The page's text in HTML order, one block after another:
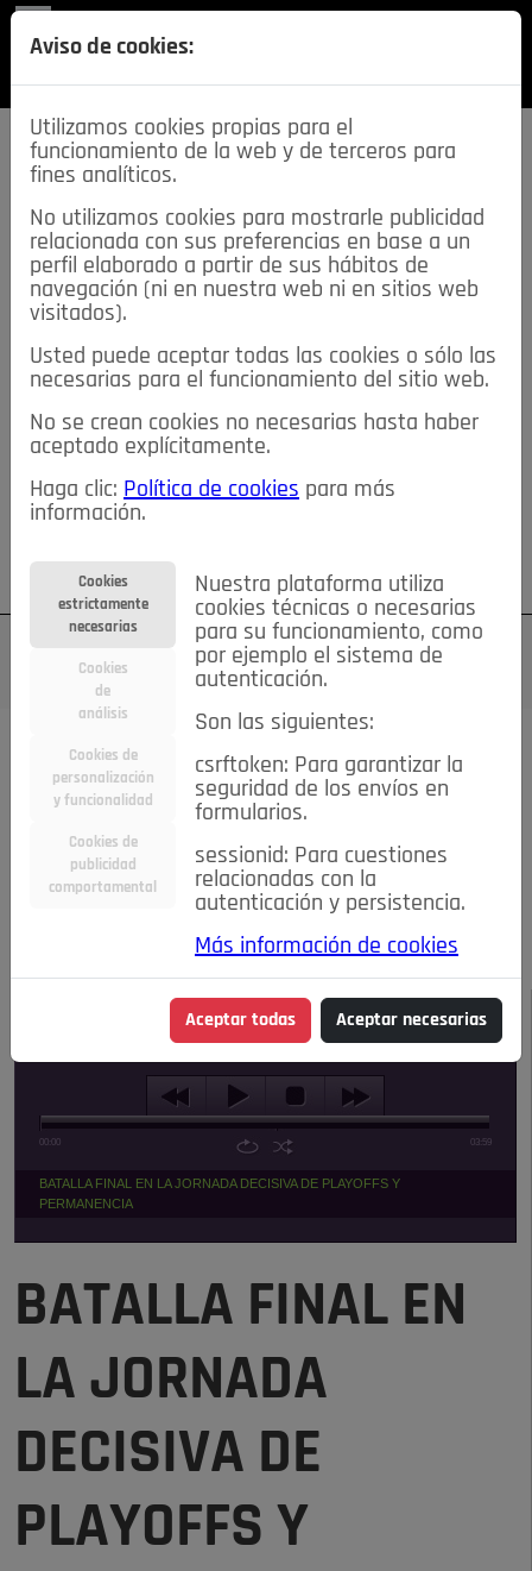
SECCIONES
descarga esta
REVISTA
≡NOTICIAS
NOTICIAS SERVICIOS DE INTERÉS
TABLÓN DE ANUNCIOS MIS ANUNCIOS CONTACTO
NOSOTROS
Su cuenta Regístrese ¿Olvidó su contraseña?
Todas las noticias..
#TePrestoMisOjos Caridad
Ciencia&Tecnología
Economía
Entretenimiento
Estilo de Vida
Internacional
Madrid Opinión IN
Pozuelo de Alarcón
Salud 🔴 En Directo
NOTICIAS
Escucha el audio de esta noticia:
00:00 03:59
BATALLA FINAL EN LA JORNADA DECISIVA DE PLAYOFFS Y
PERMANENCIA
BATALLA FINAL EN
LA JORNADA
DECISIVA DE
PLAYOFFS Y
Aviso de cookies:
Utilizamos cookies propias para el
funcionamiento de la web y de terceros para
fines analíticos.
No utilizamos cookies para mostrarle publicidad
relacionada con sus preferencias en base a un
perfil elaborado a partir de sus hábitos de
navegación (ni en nuestra web ni en sitios web
visitados).
Usted puede aceptar todas las cookies o sólo las
necesarias para el funcionamiento del sitio web.
No se crean cookies no necesarias hasta haber
aceptado explícitamente.
Haga clic: Política de cookies para más
información.
Cookies
estrictamente
necesarias
Cookies
de
análisis
Cookies de
personalización
y funcionalidad
Cookies de
publicidad
comportamental
Nuestra plataforma utiliza
cookies técnicas o necesarias
para su funcionamiento, como
por ejemplo el sistema de
autenticación.
Son las siguientes:
csrftoken: Para garantizar la
seguridad de los envíos en
formularios.
sessionid: Para cuestiones
relacionadas con la
autenticación y persistencia.
Más información de cookies
Aceptar todas Aceptar necesarias